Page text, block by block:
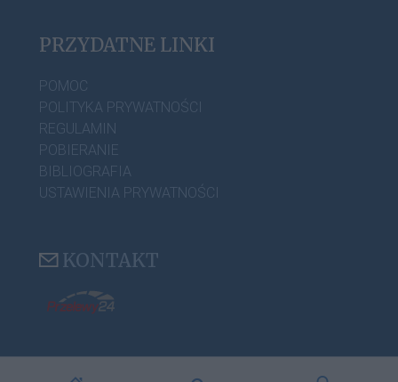
PRZYDATNE LINKI
POMOC
POLITYKA PRYWATNOŚCI
REGULAMIN
POBIERANIE
BIBLIOGRAFIA
USTAWIENIA PRYWATNOŚCI
KONTAKT